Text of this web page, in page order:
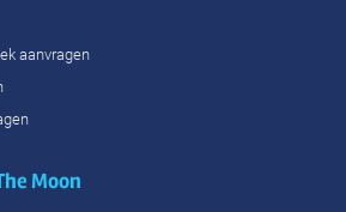
aanvragen
Moon